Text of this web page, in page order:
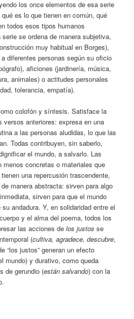
los once elementos de esa serie
es lo que tienen en común, qué
todos esos tipos humanos
se ordena de manera subjetiva,
muy habitual en Borges),
diferentes personas según su oficio
aficiones (jardinería, música,
animales) o actitudes personales
tolerancia, empatía).
colofón y síntesis. Satisface la
versos anteriores: expresa en una
a las personas aludidas, lo que las
Todas contribuyen, sin saberlo,
el mundo, a salvarlo. Las
concretas o materiales que
una repercusión trascendente,
manera abstracta: sirven para algo
sirven para que el mundo
andadura. Y, en solidaridad entre el
y el alma del poema, todos los
las acciones delos justos se
(cultiva, agradece, descubre,
“los justos” generan un efecto
mundo) y durativo, como queda
de gerundio (están salvando) con la